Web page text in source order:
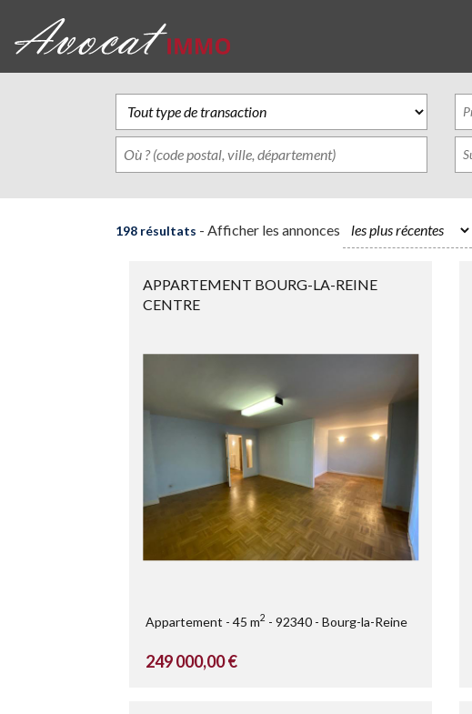
198 résultats - Afficher les annonces
APPARTEMENT BOURG-LA-REINE
CENTRE
Appartement 45 m2 92340 Bourg-la-Reine
249 000,00 €